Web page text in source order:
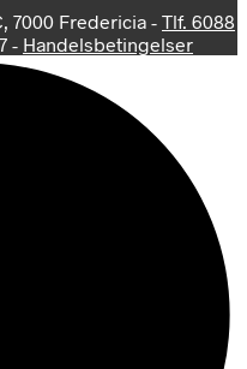
7000 Fredericia - Tlf. 6088
- Handelsbetingelser